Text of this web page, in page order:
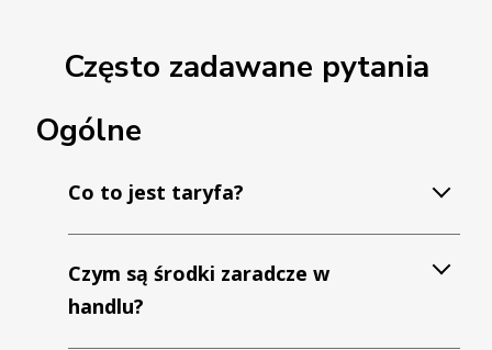
Często zadawane pytania
Ogólne
Co to jest taryfa?
Czym są środki zaradcze w
handlu?